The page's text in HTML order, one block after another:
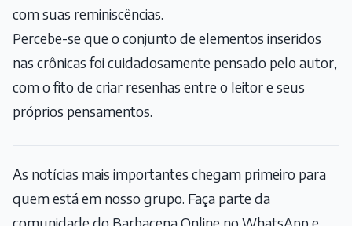
com suas reminiscências.
Percebe-se que o conjunto de elementos inseridos
nas crônicas foi cuidadosamente pensado pelo autor,
com o fito de criar resenhas entre o leitor e seus
próprios pensamentos.
As notícias mais importantes chegam primeiro para
quem está em nosso grupo. Faça parte da